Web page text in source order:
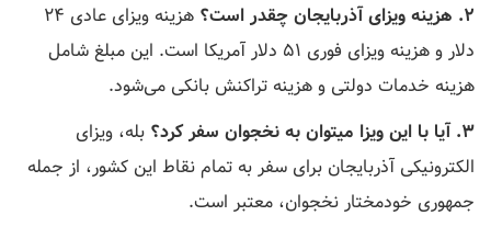
۲. هزینه ویزای آذربایجان چقدر است؟
هزینه ویزای عادی ۲۴
دلار و هزینه ویزای فوری ۵۱ دلار آمریکا است. این مبلغ شامل
هزینه خدمات دولتی و هزینه تراکنش بانکی می‌شود.
۳. آیا با این ویزا میتوان به نخجوان سفر کرد؟
بله، ویزای
الکترونیکی آذربایجان برای سفر به تمام نقاط این کشور، از جمله
جمهوری خودمختار نخجوان، معتبر است.